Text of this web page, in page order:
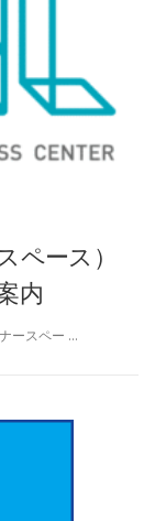
ペース）
内
ースペー …